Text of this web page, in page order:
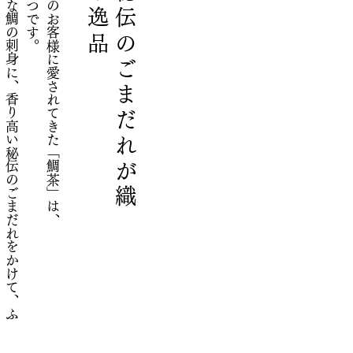
開店以来、多くのお客様に愛されてきた「鯛茶」は、
選
び
抜
い
た
新
鮮
な
鯛
の
刺
身
に
、
香
り
高
い
秘
伝
の
ご
ま
だ
れ
を
か
け
て
、
ふ
っ
く
ら
炊
き
上
げ
た
白
い
ご
飯
と
の
マ
リ
ア
ー
ジ
ュ
を
お
愉
し
み
く
だ
さ
い